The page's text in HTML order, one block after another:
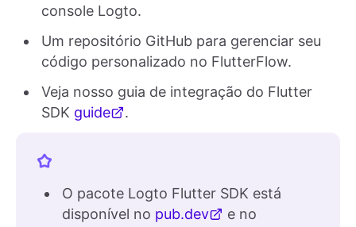
console Logto.
Um repositório GitHub para gerenciar seu
código personalizado no FlutterFlow.
Veja nosso guia de integração do Flutter
SDK guide .
O pacote Logto Flutter SDK está
disponível no pub.dev
e no